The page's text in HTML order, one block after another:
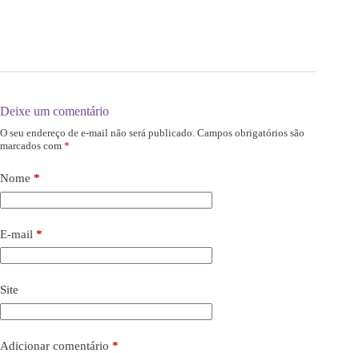
Deixe um comentário
O seu endereço de e-mail não será publicado. Campos obrigatórios são
marcados com *
Nome *
E-mail *
Site
Adicionar comentário *